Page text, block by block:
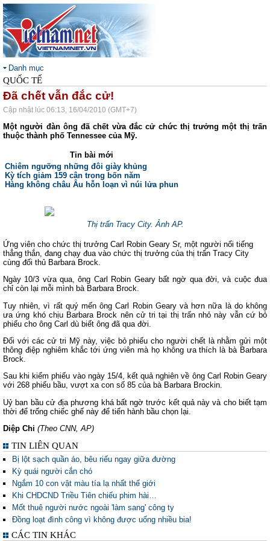
Danh mục
QUỐC TẾ
Đã chết vẫn đắc cử!
Cập nhật lúc 06:13, 16/04/2010 (GMT+7)
Một người đàn ông đã chết vừa đắc cử chức thị trưởng một thị trấn
thuộc thành phố Tennessee của Mỹ.
Tin bài mới
Chiêm ngưỡng những đôi giày khủng
Kỳ tích giảm 159 cân trong bốn năm
Hàng không châu Âu hỗn loạn vì núi lửa phun
Thị trấn Tracy City. Ảnh AP.
Ứng viên cho chức thị trưởng Carl Robin Geary Sr, một người nổi tiếng
thẳng thắn, đang chạy đua vào chức thị trưởng của thị trấn Tracy City
cùng đối thủ Barbara Brock.
Ngày 10/3 vừa qua, ông Carl Robin Geary bất ngờ qua đời, và cuộc đua
chỉ còn lại mỗi mình bà Barbara Brock.
Tuy nhiên, vì rất quý mến ông Carl Robin Geary và hơn nữa là do không
ưa ứng khó chịu Barbara Brock nên cử tri tại thị trấn nhỏ này vẫn cứ bỏ
phiếu cho ông Carl dù biết ông đã qua đời.
Đối với các cử tri Mỹ này, việc bỏ phiếu cho người chết là nhằm gửi một
thông điệp nghiêm khắc tới ứng viên mà họ không ưa thích là bà Barbara
Brock.
Sau khi kiểm phiếu vào ngày 15/4, kết quả nghiên về ông Carl Robin Geary
với 268 phiếu bầu, vượt xa con số 85 của bà Barbara Brockin.
Uỷ ban bầu cử địa phương khá bất ngờ trước kết quả này và cho biết tạm
thời để trống chiếc ghế này để tiến hành bầu chọn lại.
Diệp Chi (Theo CNN, AP)
TIN LIÊN QUAN
Bị lột sạch quần áo, bêu riếu ngay giữa đường
Kỳ quái người cắn chó
Ngắm 10 con vật màu tía lạ nhất thế giới
Khi CHDCND Triều Tiên chiếu phim hài…
Mốt thuê người nước ngoài 'làm sang' công ty
Đồng loạt đình công vì không được uống nhiều bia!
CÁC TIN KHÁC